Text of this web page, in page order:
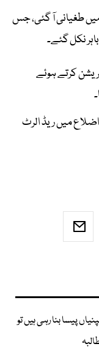
میں طغیانی آ گئی، جس
نکل گئے۔
کرتے ہوئے
میں ریڈ الرٹ
پیسا بنا رہی ہیں تو